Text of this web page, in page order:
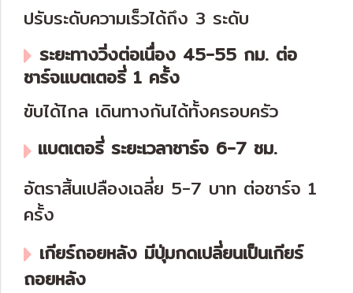
ปรับระดับความเร็วได้ถึง 3 ระดับ
ระยะทางวิ่งต่อเนื่อง 45-55 กม. ต่อ
ชาร์จแบตเตอรี่ 1 ครั้ง
ขับได้ไกล เดินทางกันได้ทั้งครอบครัว
แบตเตอรี่ ระยะเวลาชาร์จ 6-7 ชม.
อัตราสิ้นเปลืองเฉลี่ย 5-7 บาท ต่อชาร์จ 1
ครั้ง
เกียร์ถอยหลัง มีปุ่มกดเปลี่ยนเป็นเกียร์
ถอยหลัง